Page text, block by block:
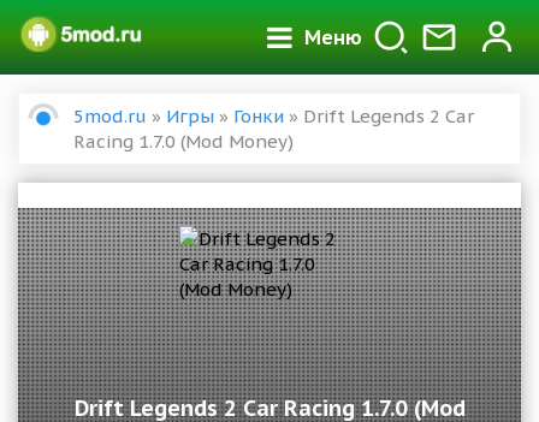
Меню
5mod.ru » Игры » Гонки » Drift Legends 2 Car
Racing 1.7.0 (Mod Money)
Drift Legends 2 Car Racing 1.7.0 (Mod